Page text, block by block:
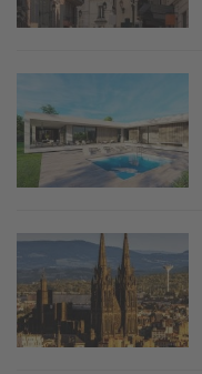
Image
Image